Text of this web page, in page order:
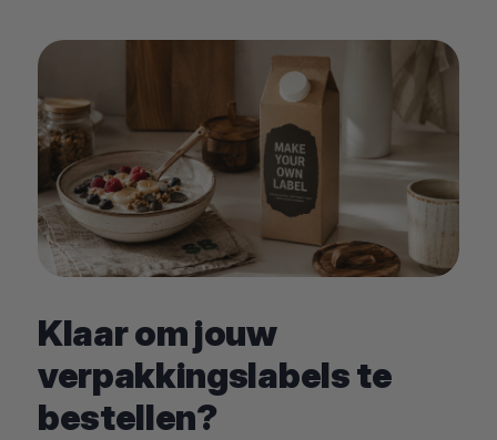
Klaar om jouw
verpakkingslabels te
bestellen?